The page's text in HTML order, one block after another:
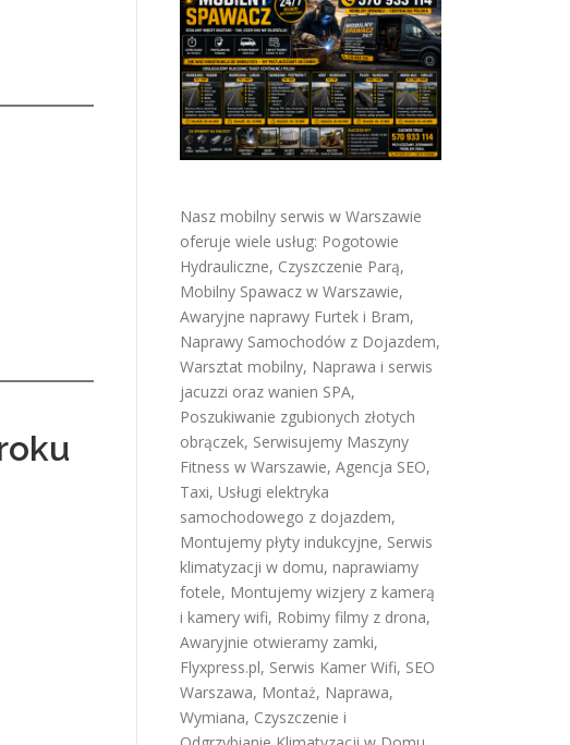
Nasz mobilny serwis w Warszawie
oferuje wiele usług: Pogotowie
Hydrauliczne, Czyszczenie Parą,
Mobilny Spawacz w Warszawie,
Awaryjne naprawy Furtek i Bram,
Naprawy Samochodów z Dojazdem,
Warsztat mobilny, Naprawa i serwis
jacuzzi oraz wanien SPA,
Poszukiwanie zgubionych złotych
obrączek, Serwisujemy Maszyny
Fitness w Warszawie, Agencja SEO,
Taxi, Usługi elektryka
samochodowego z dojazdem,
Montujemy płyty indukcyjne, Serwis
klimatyzacji w domu, naprawiamy
fotele, Montujemy wizjery z kamerą
i kamery wifi, Robimy filmy z drona,
Awaryjnie otwieramy zamki,
Flyxpress.pl, Serwis Kamer Wifi, SEO
Warszawa, Montaż, Naprawa,
Wymiana, Czyszczenie i